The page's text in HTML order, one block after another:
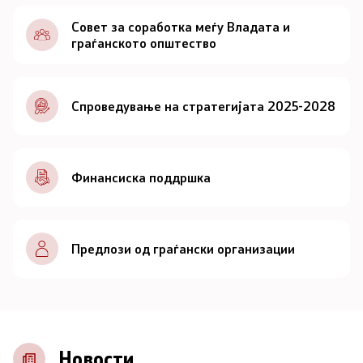
Документи
Совет
За советот
Документи
Записници и дневни редови од седниците на
Советот
Контакт
Совет за соработка меѓу Владата и
граѓанското општество
Спроведување на стратегијата 2025-2028
Финансиска поддршка
Предлози од граѓански организации